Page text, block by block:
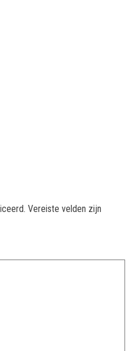
Vereiste velden zijn